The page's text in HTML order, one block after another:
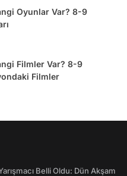
Oyunlar Var? 8-9
Filmler Var? 8-9
Filmler
Belli Oldu: Dün Akşam